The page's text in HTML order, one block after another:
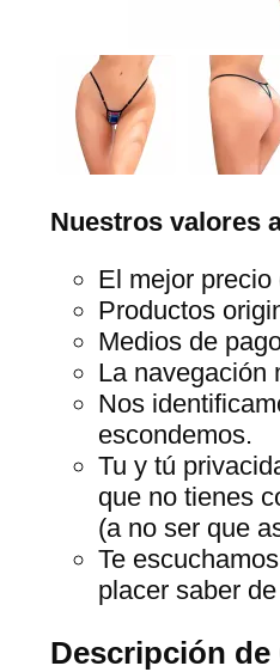
Nuestros valores
El mejor
Productos
Medios de
La navegación
Nos
escondemos.
Tu y tú
que no tienes
(a no ser que
Te
placer saber
Descripción de